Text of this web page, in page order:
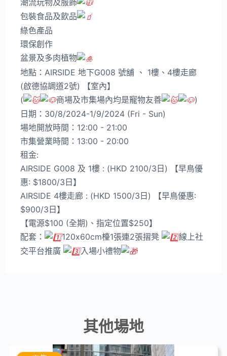
潮流玩物及服飾
包裝食品及飲品
綠色產品
環保創作
盆景及多肉植物
地點：AIRSIDE 地下G008 號舖 、 1樓、4樓走廊
(啟德協調道2號) 【室內】
(
商場及市集場內均是寵物友善
)
日期：30/8/2024-1/9/2024 (Fri - Sun)
場地開放時間：12:00 - 21:00
市集營業時間：13:00 - 20:00
租金:
AIRSIDE G008 及 1樓 : (HKD 2100/3日) 【早鳥優
惠: $1800/3日】
AIRSIDE 4樓走廊 : (HKD 1500/3日) 【早鳥優惠:
$900/3日】
【電源$100 (全期)、指定位置$250】
配套：
120x60cm檯1張連2張摺凳
線上社
交平台推廣
入場小禮物
其他場地